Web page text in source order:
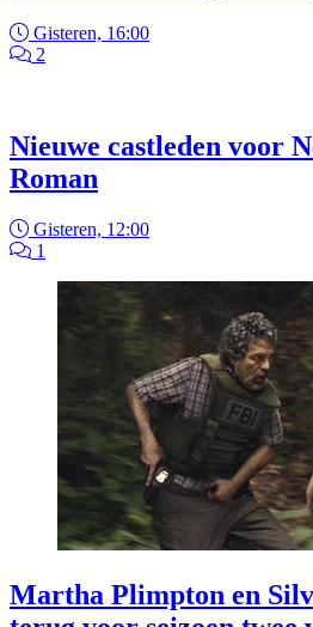
Gisteren, 16:00
2
Nieuwe castleden voor
Roman
Gisteren, 12:00
1
Martha Plimpton en